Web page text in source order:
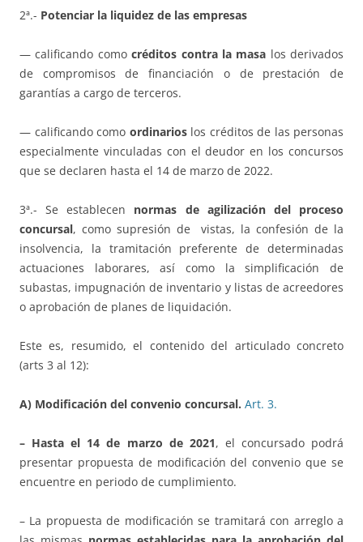
2ª.- Potenciar la liquidez de las empresas
— calificando comocréditos contra la masa los derivados
de compromisos de financiación o de prestación de
garantías a cargo de terceros.
— calificando como ordinarioslos créditos de las personas
especialmente vinculadas con el deudor en los concursos
que se declaren hasta el 14 de marzo de 2022.
3ª.- Se establecen normas de agilización del proceso
concursal, como supresión de vistas, la confesión de la
insolvencia, la tramitación preferente de determinadas
actuaciones laborares, así como la simplificación de
subastas, impugnación de inventario y listas de acreedores
o aprobación de planes de liquidación.
Este es, resumido, el contenido del articulado concreto
(arts 3 al 12):
A) Modificación del convenio concursal. Art. 3.
– Hasta el 14 de marzo de 2021, el concursado podrá
presentar propuesta de modificación del convenio que se
encuentre en periodo de cumplimiento.
– La propuesta de modificación se tramitará con arreglo a